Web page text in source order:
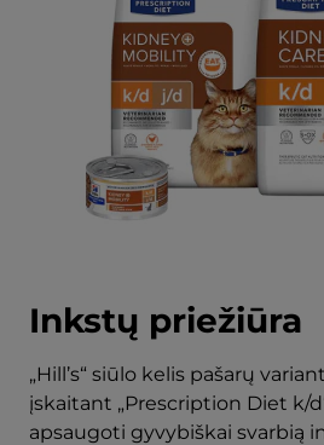
Inkstų priežiūra
„Hill’s“ siūlo kelis pašarų
įskaitant „Prescription Diet k/
apsaugoti gyvybiškai svarbią